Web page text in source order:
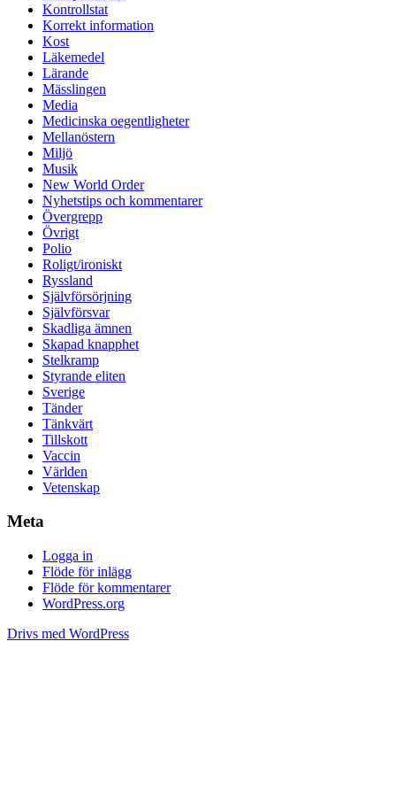
Kontrollstat
Korrekt information
Kost
Läkemedel
Lärande
Mässlingen
Media
Medicinska oegentligheter
Mellanöstern
Miljö
Musik
New World Order
Nyhetstips och kommentarer
Övergrepp
Övrigt
Polio
Roligt/ironiskt
Ryssland
Självförsörjning
Självförsvar
Skadliga ämnen
Skapad knapphet
Stelkramp
Styrande eliten
Sverige
Tänder
Tänkvärt
Tillskott
Vaccin
Världen
Vetenskap
Meta
Logga in
Flöde för inlägg
Flöde för kommentarer
WordPress.org
Drivs med WordPress